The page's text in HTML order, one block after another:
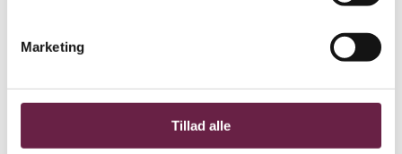
Marketing
Tillad alle
Skjorte – Længde: 76 cm, Brystmål: 120 cm,
Ærmelængde: 58 cm
Bukser – Længde på indersøm: 71 cm, Lår: 69 cm, Talje: